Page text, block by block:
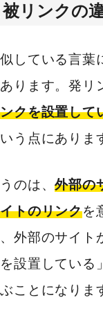
リンクの
している言葉
ります。発リ
クを設置して
う点にありま
のは、外部の
トのリンクを
外部のサイト
設置している
ことになりま